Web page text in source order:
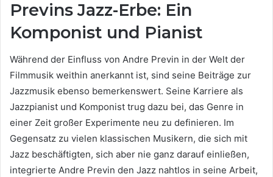
Previns Jazz-Erbe: Ein
Komponist und Pianist
Während der Einfluss von Andre Previn in der Welt der
Filmmusik weithin anerkannt ist, sind seine Beiträge zur
Jazzmusik ebenso bemerkenswert. Seine Karriere als
Jazzpianist und Komponist trug dazu bei, das Genre in
einer Zeit großer Experimente neu zu definieren. Im
Gegensatz zu vielen klassischen Musikern, die sich mit
Jazz beschäftigten, sich aber nie ganz darauf einließen,
integrierte Andre Previn den Jazz nahtlos in seine Arbeit,